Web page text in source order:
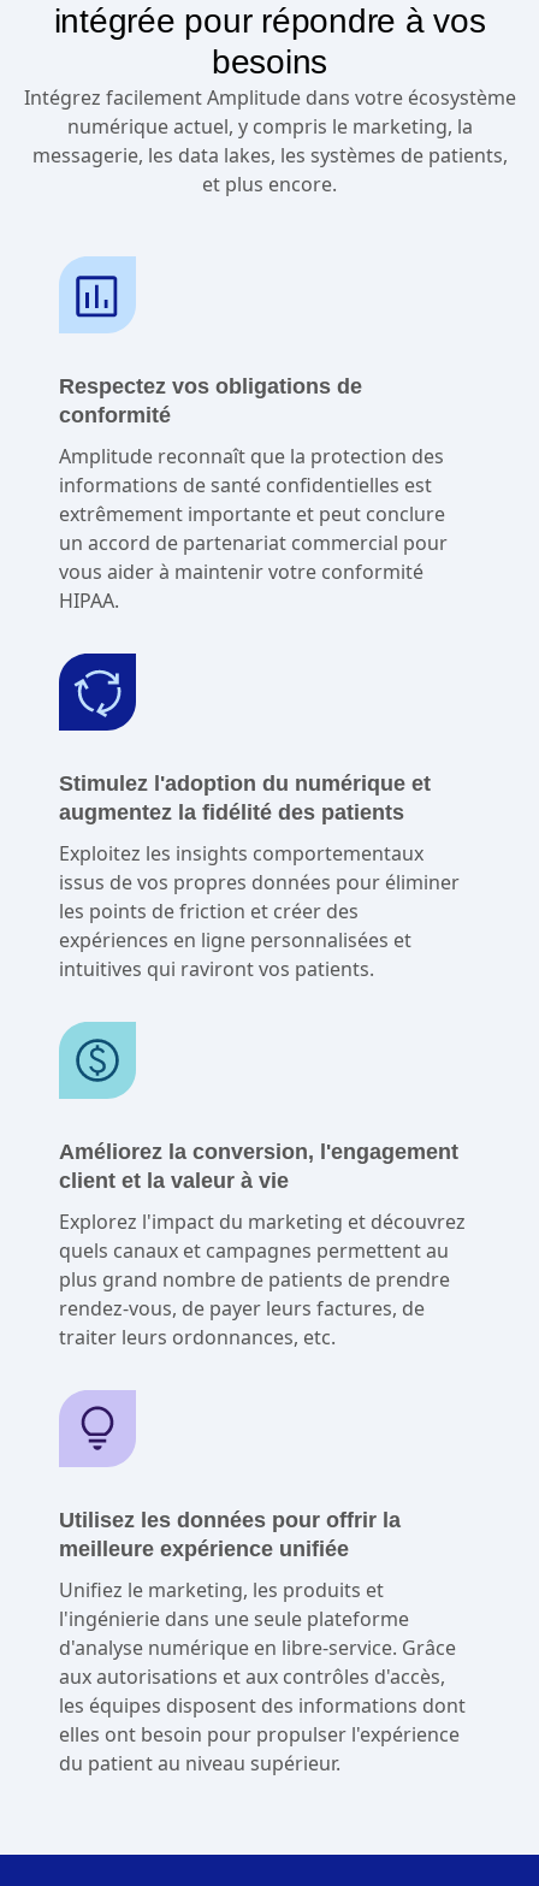
intégrée pour répondre à vos
besoins
Intégrez facilement Amplitude dans votre écosystème
numérique actuel, y compris le marketing, la
messagerie, les data lakes, les systèmes de patients,
et plus encore.
Respectez vos obligations de
conformité
Amplitude reconnaît que la protection des
informations de santé confidentielles est
extrêmement importante et peut conclure
un accord de partenariat commercial pour
vous aider à maintenir votre conformité
HIPAA.
Stimulez l'adoption du numérique et
augmentez la fidélité des patients
Exploitez les insights comportementaux
issus de vos propres données pour éliminer
les points de friction et créer des
expériences en ligne personnalisées et
intuitives qui raviront vos patients.
Améliorez la conversion, l'engagement
client et la valeur à vie
Explorez l'impact du marketing et découvrez
quels canaux et campagnes permettent au
plus grand nombre de patients de prendre
rendez-vous, de payer leurs factures, de
traiter leurs ordonnances, etc.
Utilisez les données pour offrir la
meilleure expérience unifiée
Unifiez le marketing, les produits et
l'ingénierie dans une seule plateforme
d'analyse numérique en libre-service. Grâce
aux autorisations et aux contrôles d'accès,
les équipes disposent des informations dont
elles ont besoin pour propulser l'expérience
du patient au niveau supérieur.